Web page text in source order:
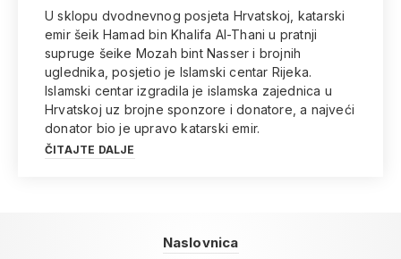
U sklopu dvodnevnog posjeta Hrvatskoj, katarski
emir šeik Hamad bin Khalifa Al-Thani u pratnji
supruge šeike Mozah bint Nasser i brojnih
uglednika, posjetio je Islamski centar Rijeka.
Islamski centar izgradila je islamska zajednica u
Hrvatskoj uz brojne sponzore i donatore, a najveći
donator bio je upravo katarski emir.
ČITAJTE DALJE
Naslovnica